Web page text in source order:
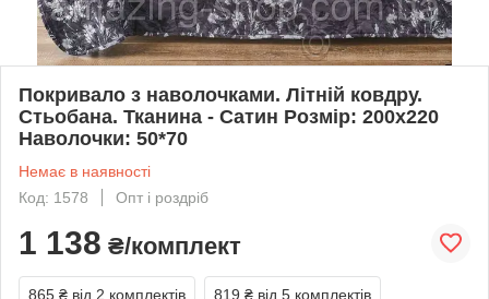
Покривало з наволочками. Літній ковдру.
Стьобана. Тканина - Сатин Розмір: 200х220
Наволочки: 50*70
Немає в наявності
Код: 1578
Опт і роздріб
1 138 ₴/комплект
865 ₴ від 2 комплектів 819 ₴ від 5 комплектів